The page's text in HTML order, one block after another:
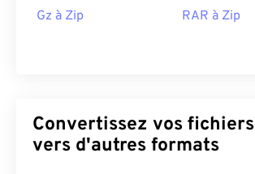
Gz à Zip RAR à Zip
Convertissez vos fichiers Tgz
vers d'autres formats